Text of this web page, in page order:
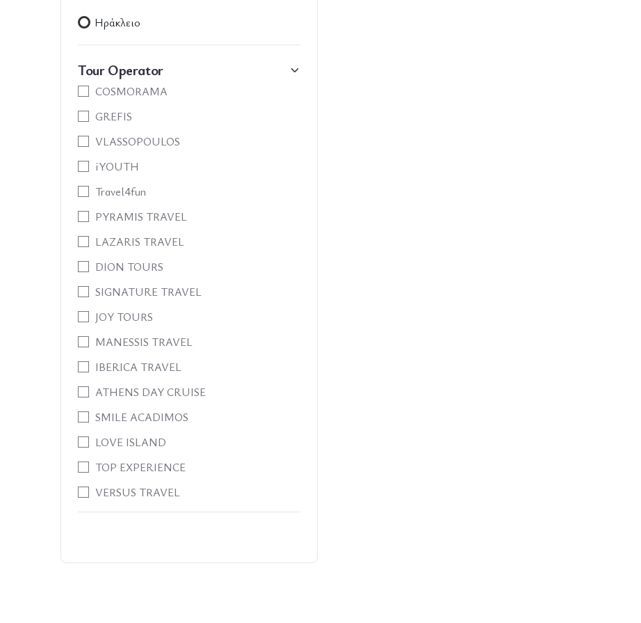
Ηράκλειο
Tour Operator
COSMORAMA
GREFIS
VLASSOPOULOS
iYOUTH
Travel4fun
PYRAMIS TRAVEL
LAZARIS TRAVEL
DION TOURS
SIGNATURE TRAVEL
JOY TOURS
MANESSIS TRAVEL
IBERICA TRAVEL
ATHENS DAY CRUISE
SMILE ACADIMOS
LOVE ISLAND
TOP EXPERIENCE
VERSUS TRAVEL